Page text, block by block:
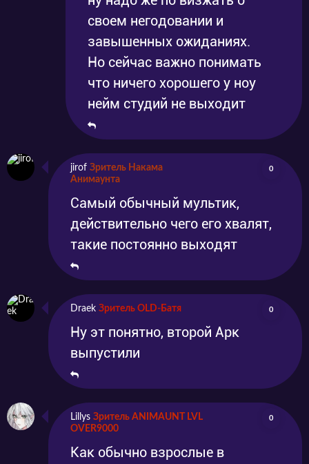
своем негодовании и
завышенных ожиданиях.
Но сейчас важно понимать
что ничего хорошего у ноу
нейм студий не выходит
jirof Зритель Накама
Анимаунта
0
Самый обычный мультик,
действительно чего его хвалят,
такие постоянно выходят
Draek Зритель OLD-Батя 0
Ну эт понятно, второй Арк
выпустили
Lillys Зритель ANIMAUNT LVL
OVER9000
0
Как обычно взрослые в